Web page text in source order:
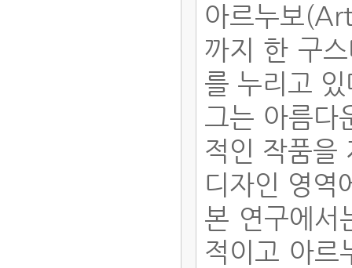
아르누보
까지 한 구
를 누리고
그는 아름다
적인 작품을
디자인 영역
본 연구에서
적이고 아르